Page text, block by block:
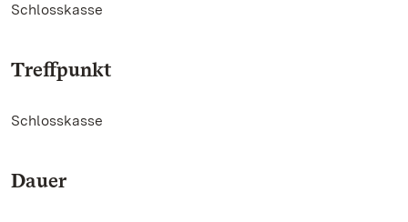
Schlosskasse
Treffpunkt
Schlosskasse
Dauer